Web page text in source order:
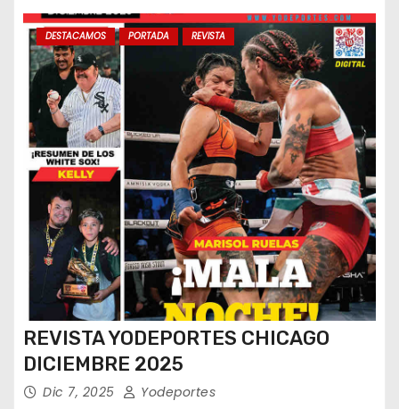
DESTACAMOS PORTADA REVISTA
REVISTA YODEPORTES CHICAGO
DICIEMBRE 2025
Dic 7, 2025 Yodeportes